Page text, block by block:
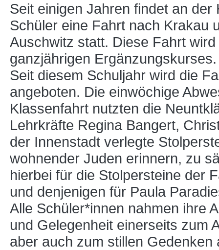
Seit einigen Jahren findet an
Schüler eine Fahrt nach Krakau
Auschwitz statt. Diese Fahrt
ganzjährigen Ergänzungskurses.
Seit diesem Schuljahr wird die
angeboten. Die einwöchige
Klassenfahrt nutzten die
Lehrkräfte Regina Bangert,
der Innenstadt verlegte
wohnender Juden erinnern, zu
hierbei für die Stolpersteine der
und denjenigen für Paula
Alle Schüler*innen nahmen ihre
und Gelegenheit einerseits zum
aber auch zum stillen